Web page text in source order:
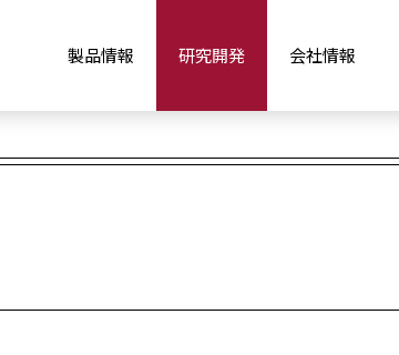
製品情報 研究開発 会社情報